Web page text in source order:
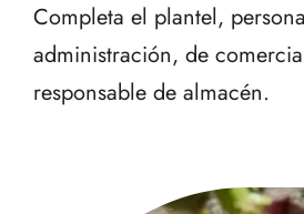
Completa el plantel,
administración, de
responsable de almacén.